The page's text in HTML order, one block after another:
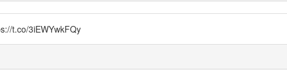
t.co/3iEWYwkFQy